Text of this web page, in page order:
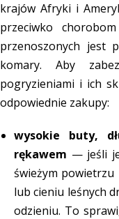
krajów Afryki i
przeciwko
przenoszonych jest
komary. Aby
pogryzieniami i ich
odpowiednie zakupy:
wysokie buty,
rękawem — jeśli
świeżym powietrzu
lub cieniu leśnych
odzieniu. To